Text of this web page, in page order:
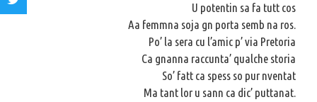
U potentin sa fa tutt cos
Aa femmna soja gn porta semb na ros.
Po’ la sera cu l’amic p’ via Pretoria
Ca gnanna raccunta’ qualche storia
So’ fatt ca spess so pur nventat
Ma tant lor u sann ca dic’ puttanat.